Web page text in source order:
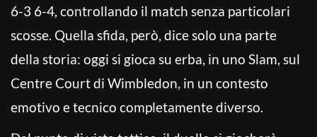
6-3 6-4, controllando il match senza particolari
scosse. Quella sfida, però, dice solo una parte
della storia: oggi si gioca su erba, in uno Slam, sul
Centre Court di Wimbledon, in un contesto
emotivo e tecnico completamente diverso.